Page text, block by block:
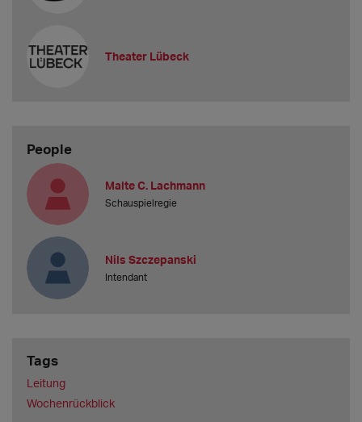
Theater Lübeck
People
Malte C. Lachmann
Schauspielregie
Nils Szczepanski
Intendant
Tags
Leitung
Wochenrückblick